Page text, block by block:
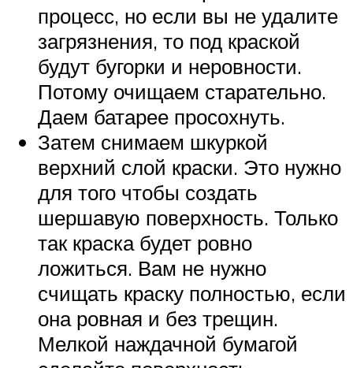
процесс, но если вы не удалите
загрязнения, то под краской
будут бугорки и неровности.
Потому очищаем старательно.
Даем батарее просохнуть.
Затем снимаем шкуркой
верхний слой краски. Это нужно
для того чтобы создать
шершавую поверхность. Только
так краска будет ровно
ложиться. Вам не нужно
счищать краску полностью, если
она ровная и без трещин.
Мелкой наждачной бумагой